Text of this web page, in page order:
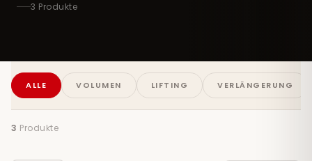
3 Produkte
ALLE VOLUMEN LIFTING VERLÄNGERUNG
3 Produkte